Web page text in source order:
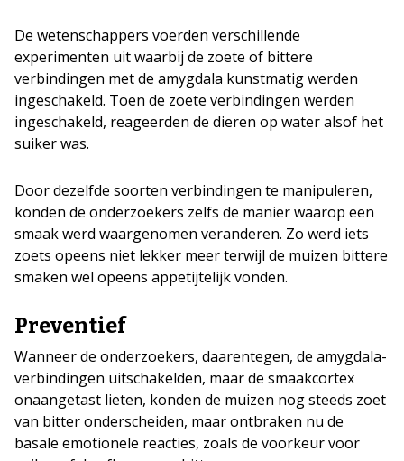
De wetenschappers voerden verschillende
experimenten uit waarbij de zoete of bittere
verbindingen met de amygdala kunstmatig werden
ingeschakeld. Toen de zoete verbindingen werden
ingeschakeld, reageerden de dieren op water alsof het
suiker was.
Door dezelfde soorten verbindingen te manipuleren,
konden de onderzoekers zelfs de manier waarop een
smaak werd waargenomen veranderen. Zo werd iets
zoets opeens niet lekker meer terwijl de muizen bittere
smaken wel opeens appetijtelijk vonden.
Preventief
Wanneer de onderzoekers, daarentegen, de amygdala-
verbindingen uitschakelden, maar de smaakcortex
onaangetast lieten, konden de muizen nog steeds zoet
van bitter onderscheiden, maar ontbraken nu de
basale emotionele reacties, zoals de voorkeur voor